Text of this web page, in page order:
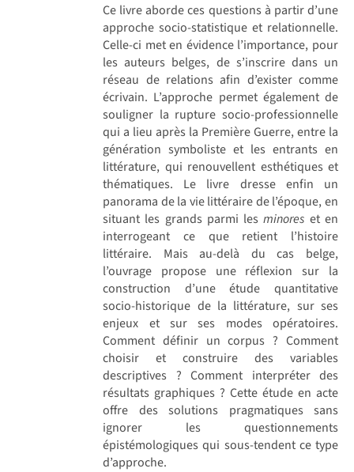
Ce livre aborde ces questions à partir d’une
approche socio-statistique et relationnelle.
Celle-ci met en évidence l’importance, pour
les auteurs belges, de s’inscrire dans un
réseau de relations afin d’exister comme
écrivain. L’approche permet également de
souligner la rupture socio-professionnelle
qui a lieu après la Première Guerre, entre la
génération symboliste et les entrants en
littérature, qui renouvellent esthétiques et
thématiques. Le livre dresse enfin un
panorama de la vie littéraire de l’époque, en
situant les grands parmi lesminores et en
interrogeant ce que retient l’histoire
littéraire. Mais au-delà du cas belge,
l’ouvrage propose une réflexion sur la
construction d’une étude quantitative
socio-historique de la littérature, sur ses
enjeux et sur ses modes opératoires.
Comment définir un corpus ? Comment
choisir et construire des variables
descriptives ? Comment interpréter des
résultats graphiques ? Cette étude en acte
offre des solutions pragmatiques sans
ignorer les questionnements
épistémologiques qui sous-tendent ce type
d’approche.